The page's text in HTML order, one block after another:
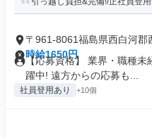
〒961-8061福島県西白河郡
時給1650円
【応募資格】 業界・職種未
躍中! 遠方からの応募も...
社員登用あり +10個